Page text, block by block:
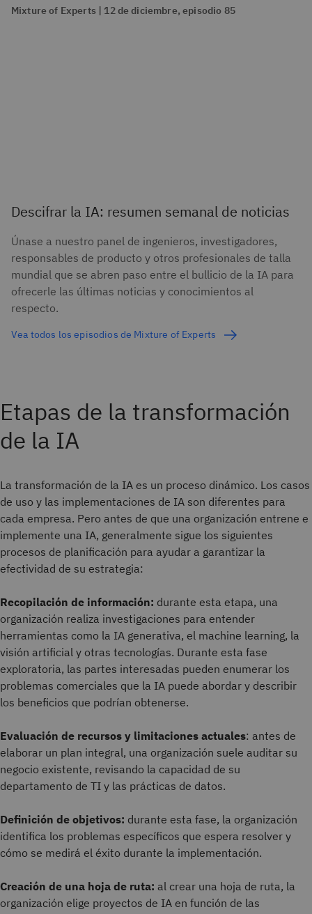
Mixture of Experts | 12 de diciembre, episodio 85
Descifrar la IA: resumen semanal de noticias
Únase a nuestro panel de ingenieros, investigadores,
responsables de producto y otros profesionales de talla
mundial que se abren paso entre el bullicio de la IA para
ofrecerle las últimas noticias y conocimientos al
respecto.
Vea todos los episodios de Mixture of Experts
Etapas de la transformación
de la IA
La transformación de la IA es un proceso dinámico. Los casos
de uso y las implementaciones de IA son diferentes para
cada empresa. Pero antes de que una organización entrene e
implemente una IA, generalmente sigue los siguientes
procesos de planificación para ayudar a garantizar la
efectividad de su estrategia:
Recopilación de información: durante esta etapa, una
organización realiza investigaciones para entender
herramientas como la IA generativa, el machine learning, la
visión artificial y otras tecnologías. Durante esta fase
exploratoria, las partes interesadas pueden enumerar los
problemas comerciales que la IA puede abordar y describir
los beneficios que podrían obtenerse.
Evaluación de recursos y limitaciones actuales: antes de
elaborar un plan integral, una organización suele auditar su
negocio existente, revisando la capacidad de su
departamento de TI y las prácticas de datos.
Definición de objetivos: durante esta fase, la organización
identifica los problemas específicos que espera resolver y
cómo se medirá el éxito durante la implementación.
Creación de una hoja de ruta: al crear una hoja de ruta, la
organización elige proyectos de IA en función de las